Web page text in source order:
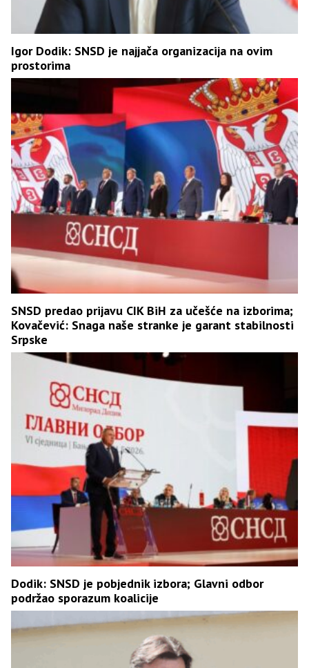
Igor Dodik: SNSD je najjača organizacija na ovim
prostorima
SNSD predao prijavu CIK BiH za učešće na izborima;
Kovačević: Snaga naše stranke je garant stabilnosti
Srpske
Dodik: SNSD je pobjednik izbora; Glavni odbor
podržao sporazum koalicije